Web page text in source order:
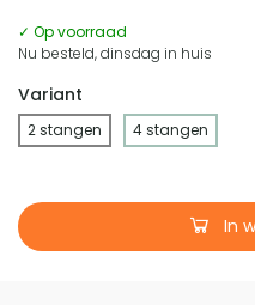
✓ Op voorraad
Nu besteld, dinsdag in huis
Variant
2 stangen 4 stangen
In